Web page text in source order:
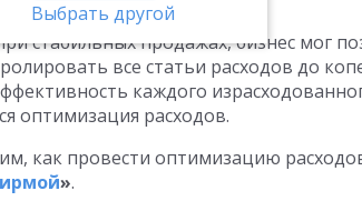
Выбрать другой
стабильных продажах, бизнес мог
все статьи расходов до
каждого
оптимизация расходов.
как провести оптимизацию
».